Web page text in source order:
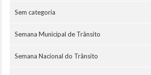
Sem categoria
Semana Municipal de Trânsito
Semana Nacional do Trânsito